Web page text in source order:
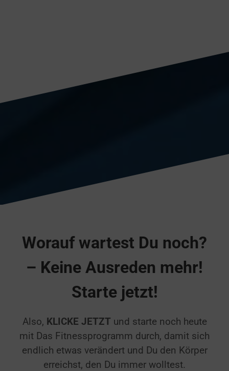
Worauf wartest Du noch?
– Keine Ausreden mehr!
Starte jetzt!
Also, KLICKE JETZT und starte noch heute
mit Das Fitnessprogramm durch, damit sich
endlich etwas verändert und Du den Körper
erreichst, den Du immer wolltest.